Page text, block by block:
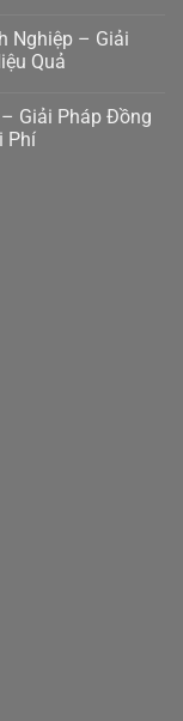
Nghiệp – Giải
Quả
Giải Pháp Đồng
Phí